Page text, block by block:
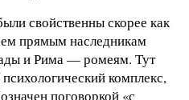
свойственны скорее как
прямым наследникам
и Рима — ромеям. Тут
комплекс,
поговоркой «с